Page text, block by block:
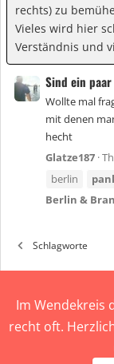
rechts) zu
Vieles wird hier
Verständnis und
Sind ein
Wollte mal
mit denen
hecht
Glatze187
berlin
Berlin &
Schlagworte
Im Wendekreis
recht oft.